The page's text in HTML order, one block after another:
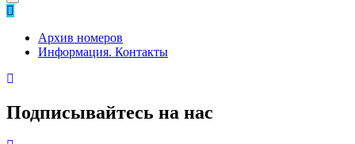
Архив номеров
Информация. Контакты
Подписывайтесь на нас